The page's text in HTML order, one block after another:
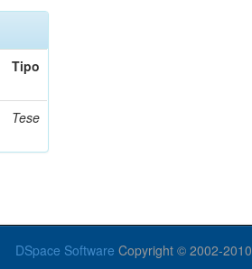
Tipo
Tese
DSpace Software Copyright © 2002-2010